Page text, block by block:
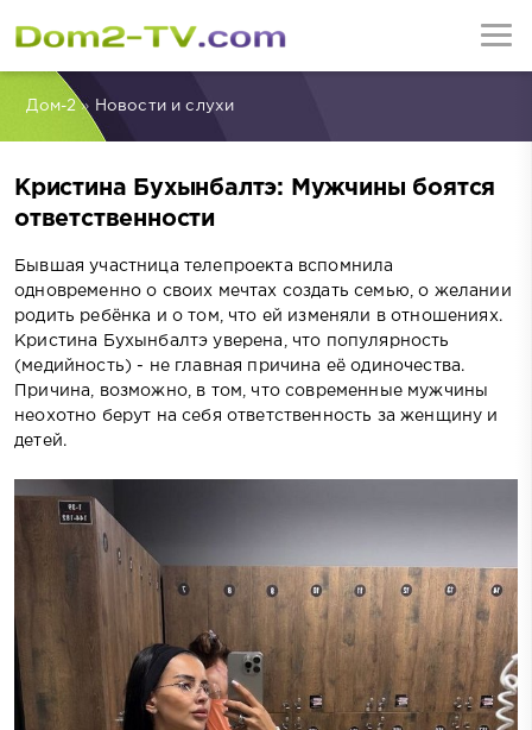
Дом-2» Новости и слухи
Кристина Бухынбалтэ: Мужчины боятся
ответственности
Бывшая участница телепроекта вспомнила
одновременно о своих мечтах создать семью, о желании
родить ребёнка и о том, что ей изменяли в отношениях.
Кристина Бухынбалтэ уверена, что популярность
(медийность) - не главная причина её одиночества.
Причина, возможно, в том, что современные мужчины
неохотно берут на себя ответственность за женщину и
детей.